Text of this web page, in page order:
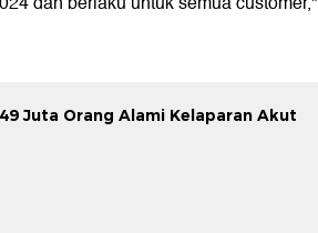
Juta Orang Alami Kelaparan Akut